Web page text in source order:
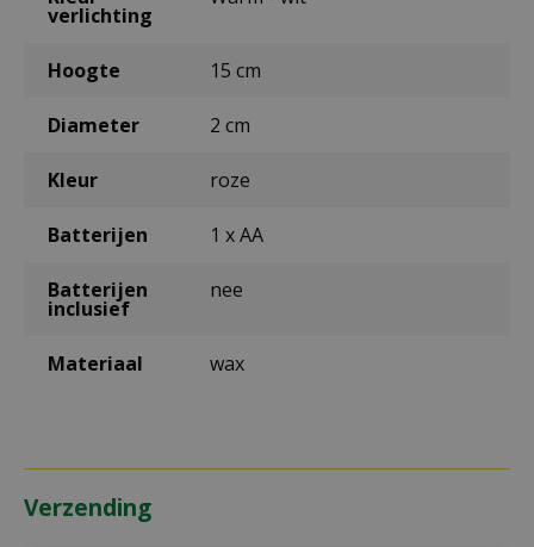
verlichting
Hoogte 15 cm
Diameter 2 cm
Kleur roze
Batterijen 1 x AA
Batterijen
inclusief
nee
Materiaal wax
Verzending